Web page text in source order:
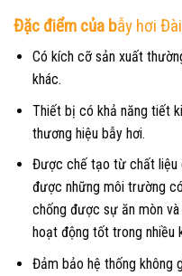
Đặc điểm của bẫy hơi
Có kích cỡ sản xuất
khác.
Thiết bị có khả năng tiết
thương hiệu bẫy hơi.
Được chế tạo từ chất liệu
được những môi trường
chống được sự ăn mòn
hoạt động tốt trong nhiều
Đảm bảo hệ thống không